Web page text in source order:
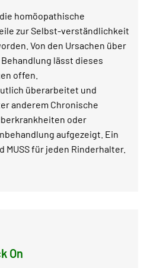
homöopathische
zur Selbst-verständlichkeit
Von den Ursachen über
lässt dieses
offen.
überarbeitet und
anderem Chronische
oder
aufgezeigt. Ein
für jeden Rinderhalter.
On